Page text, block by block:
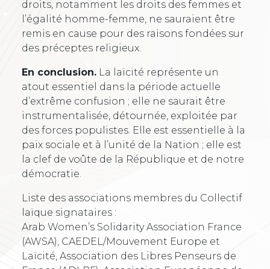
droits, notamment les droits des femmes et
l’égalité homme-femme, ne sauraient être
remis en cause pour des raisons fondées sur
des préceptes religieux.
En conclusion. La laïcité représente un
atout essentiel dans la période actuelle
d’extrême confusion ; elle ne saurait être
instrumentalisée, détournée, exploitée par
des forces populistes. Elle est essentielle à la
paix sociale et à l’unité de la Nation ; elle est
la clef de voûte de la République et de notre
démocratie.
Liste des associations membres du Collectif
laïque signataires :
Arab Women’s Solidarity Association France
(AWSA), CAEDEL/Mouvement Europe et
Laïcité, Association des Libres Penseurs de